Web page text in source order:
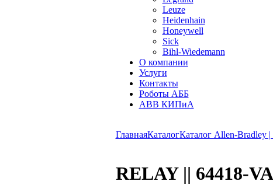
Leuze
Heidenhain
Honeywell
Sick
Bihl-Wiedemann
О компании
Услуги
Контакты
Роботы АББ
ABB КИПиА
ГлавнаяКаталогКаталог Allen-Bradley
RELAY || 64418-VA